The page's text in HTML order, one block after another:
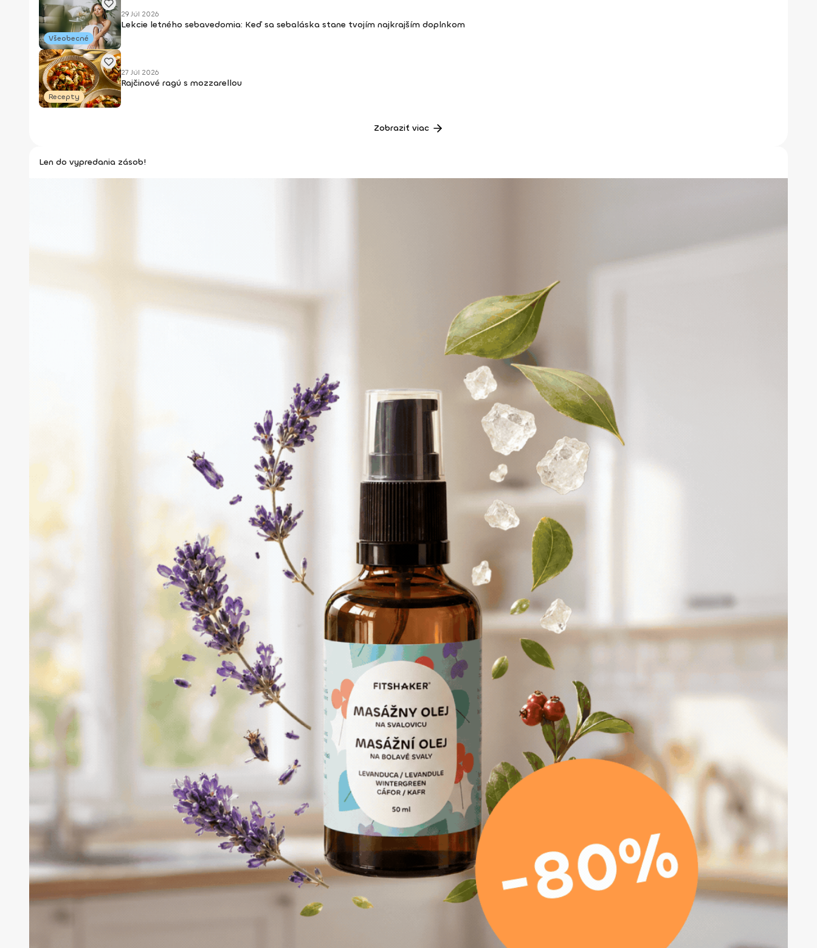
Všeobecné
29 Júl 2026
Lekcie letného sebavedomia: Keď sa sebaláska stane tvojím najkrajším doplnkom
Recepty
27 Júl 2026
Rajčinové ragú s mozzarellou
Zobraziť viac
Len do vypredania zásob!